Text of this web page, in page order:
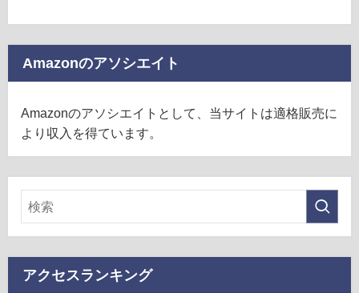
Amazonのアソシエイト
Amazonのアソシエイトとして、当サイトは適格販売に
より収入を得ています。
アクセスランキング